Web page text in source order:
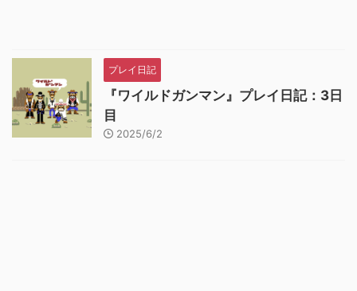
プレイ日記
『ワイルドガンマン』プレイ日記：3日
目
2025/6/2